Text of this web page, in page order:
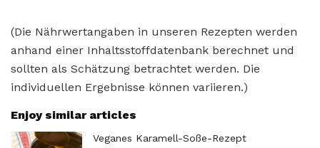
(Die Nährwertangaben in unseren Rezepten werden
anhand einer Inhaltsstoffdatenbank berechnet und
sollten als Schätzung betrachtet werden. Die
individuellen Ergebnisse können variieren.)
Enjoy similar articles
Veganes Karamell-Soße-Rezept